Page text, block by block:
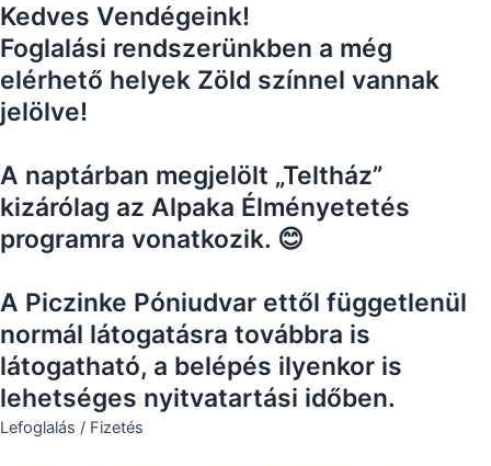
Kedves Vendégeink!
Foglalási rendszerünkben a még
elérhető helyek Zöld színnel vannak
jelölve!
A naptárban megjelölt „Teltház”
kizárólag az Alpaka Élményetetés
programra vonatkozik. 😊
A Piczinke Póniudvar ettől függetlenül
normál látogatásra továbbra is
látogatható, a belépés ilyenkor is
lehetséges nyitvatartási időben.
Lefoglalás / Fizetés